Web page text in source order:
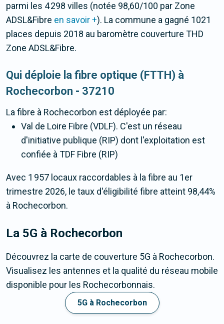
parmi les 4 298 villes (notée 98,60/100 par Zone
ADSL&Fibre en savoir +). La commune a gagné 1021
places depuis 2018 au baromètre couverture THD
Zone ADSL&Fibre.
Qui déploie la fibre optique (FTTH) à
Rochecorbon - 37210
La fibre à Rochecorbon est déployée par:
Val de Loire Fibre (VDLF). C'est un réseau
d'initiative publique (RIP) dont l'exploitation est
confiée à TDF Fibre (RIP)
Avec 1 957 locaux raccordables à la fibre au 1er
trimestre 2026, le taux d'éligibilité fibre atteint 98,44%
à Rochecorbon.
La 5G à Rochecorbon
Découvrez la carte de couverture 5G à Rochecorbon.
Visualisez les antennes et la qualité du réseau mobile
disponible pour les Rochecorbonnais.
5G à Rochecorbon